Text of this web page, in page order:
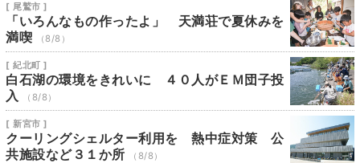
[ 尾鷲市 ]
「いろんなもの作ったよ」 天満荘で夏休みを
満喫
（8/8）
[ 紀北町 ]
白石湖の環境をきれいに ４０人がＥＭ団子投
入
（8/8）
[ 新宮市 ]
クーリングシェルター利用を 熱中症対策 公
共施設など３１か所
（8/8）